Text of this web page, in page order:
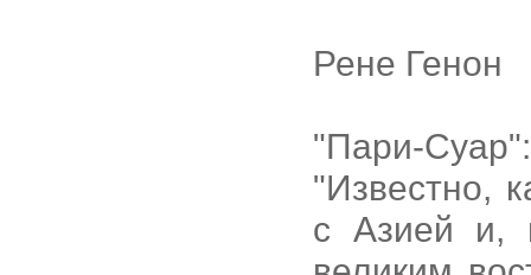
Рене Генон
"Пари-Суар":
"Известно,
с Азией и,